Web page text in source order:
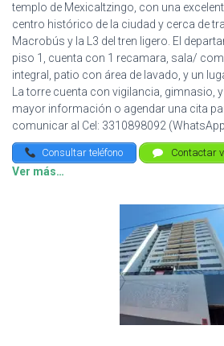
templo de Mexicaltzingo, con una
centro histórico de la ciudad y cerca de
Macrobús y la L3 del tren ligero. El
piso 1, cuenta con 1 recamara, sala/
integral, patio con área de lavado, y un
La torre cuenta con vigilancia, gimnasio,
mayor información o agendar una cita
comunicar al Cel: 3310898092
Consultar teléfono Contactar
Ver más…